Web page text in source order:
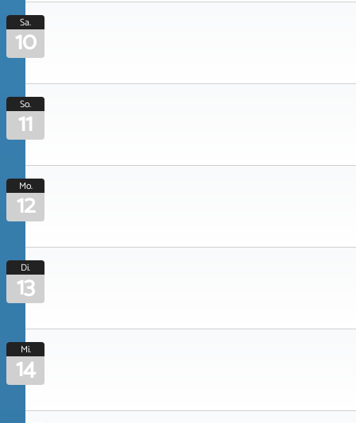
Sa.
10
So.
11
Mo.
12
Di.
13
Mi.
14